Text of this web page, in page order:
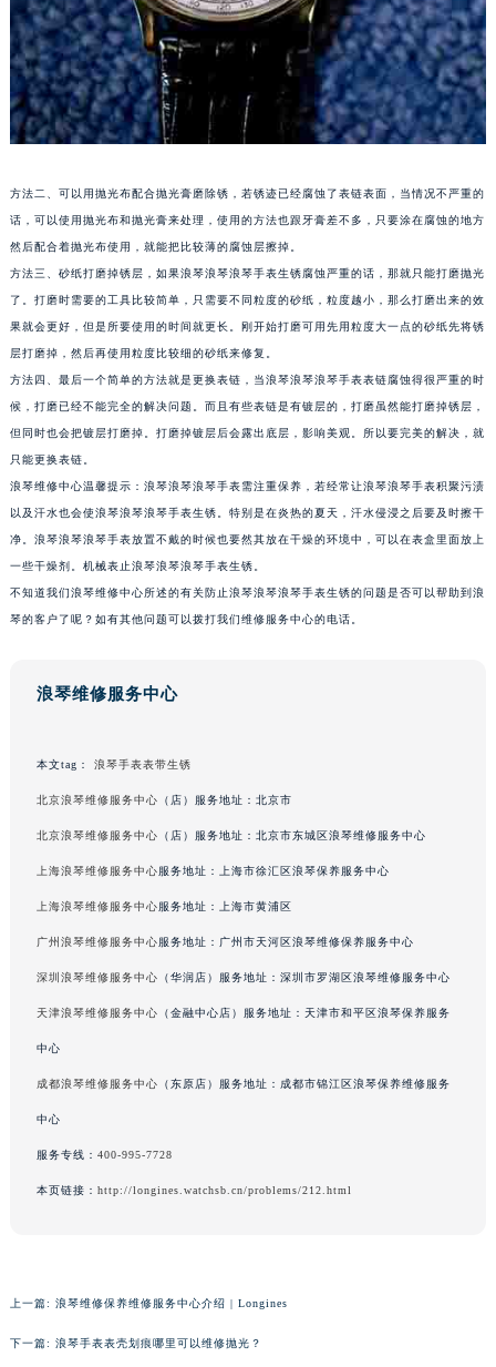
方法二、可以用抛光布配合抛光膏磨除锈，若锈迹已经腐蚀了表链表面，当情况不严重的
话，可以使用抛光布和抛光膏来处理，使用的方法也跟牙膏差不多，只要涂在腐蚀的地方
然后配合着抛光布使用，就能把比较薄的腐蚀层擦掉。
方法三、砂纸打磨掉锈层，如果浪琴浪琴浪琴手表生锈腐蚀严重的话，那就只能打磨抛光
了。打磨时需要的工具比较简单，只需要不同粒度的砂纸，粒度越小，那么打磨出来的效
果就会更好，但是所要使用的时间就更长。刚开始打磨可用先用粒度大一点的砂纸先将锈
层打磨掉，然后再使用粒度比较细的砂纸来修复。
方法四、最后一个简单的方法就是更换表链，当浪琴浪琴浪琴手表表链腐蚀得很严重的时
候，打磨已经不能完全的解决问题。而且有些表链是有镀层的，打磨虽然能打磨掉锈层，
但同时也会把镀层打磨掉。打磨掉镀层后会露出底层，影响美观。所以要完美的解决，就
只能更换表链。
浪琴维修中心温馨提示：浪琴浪琴浪琴手表需注重保养，若经常让浪琴浪琴手表积聚污渍
以及汗水也会使浪琴浪琴浪琴手表生锈。特别是在炎热的夏天，汗水侵浸之后要及时擦干
净。浪琴浪琴浪琴手表放置不戴的时候也要然其放在干燥的环境中，可以在表盒里面放上
一些干燥剂。机械表止浪琴浪琴浪琴手表生锈。
不知道我们浪琴维修中心所述的有关防止浪琴浪琴浪琴手表生锈的问题是否可以帮助到浪
琴的客户了呢？如有其他问题可以拨打我们维修服务中心的电话。
浪琴维修服务中心
本文tag： 浪琴手表表带生锈
北京浪琴维修服务中心 （店）服务地址：北京市
北京浪琴维修服务中心 （店）服务地址：北京市东城区浪琴维修服务中心
上海浪琴维修服务中心服务地址：上海市徐汇区浪琴保养服务中心
上海浪琴维修服务中心服务地址：上海市黄浦区
广州浪琴维修服务中心服务地址：广州市天河区浪琴维修保养服务中心
深圳浪琴维修服务中心 （华润店）服务地址：深圳市罗湖区浪琴维修服务中心
天津浪琴维修服务中心 （金融中心店）服务地址：天津市和平区浪琴保养服务
中心
成都浪琴维修服务中心 （东原店）服务地址：成都市锦江区浪琴保养维修服务
中心
服务专线： 400-995-7728
本页链接： http://longines.watchsb.cn/problems/212.html
上一篇: 浪琴维修保养维修服务中心介绍 | Longines
下一篇: 浪琴手表表壳划痕哪里可以维修抛光？